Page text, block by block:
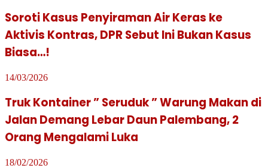
Soroti Kasus Penyiraman Air Keras ke
Aktivis Kontras, DPR Sebut Ini Bukan Kasus
Biasa…!
14/03/2026
Truk Kontainer ” Seruduk ” Warung Makan di
Jalan Demang Lebar Daun Palembang, 2
Orang Mengalami Luka
18/02/2026